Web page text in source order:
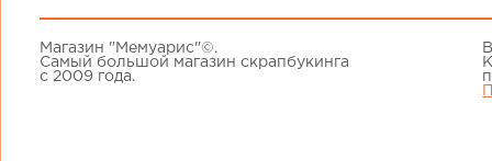
Магазин "Мемуарис"©.
Самый большой магазин скрапбукинга
с 2009 года.